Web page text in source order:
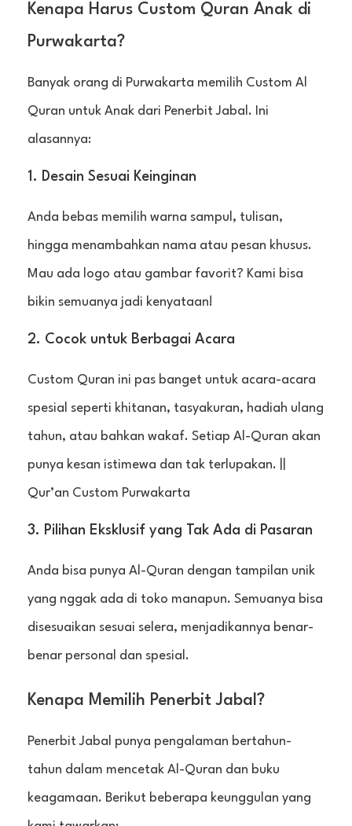
Kenapa Harus Custom Quran Anak di
Purwakarta?
Banyak orang di Purwakarta memilih Custom Al
Quran untuk Anak dari Penerbit Jabal. Ini
alasannya:
1. Desain Sesuai Keinginan
Anda bebas memilih warna sampul, tulisan,
hingga menambahkan nama atau pesan khusus.
Mau ada logo atau gambar favorit? Kami bisa
bikin semuanya jadi kenyataan!
2. Cocok untuk Berbagai Acara
Custom Quran ini pas banget untuk acara-acara
spesial seperti khitanan, tasyakuran, hadiah ulang
tahun, atau bahkan wakaf. Setiap Al-Quran akan
punya kesan istimewa dan tak terlupakan. ||
Qur’an Custom Purwakarta
3. Pilihan Eksklusif yang Tak Ada di Pasaran
Anda bisa punya Al-Quran dengan tampilan unik
yang nggak ada di toko manapun. Semuanya bisa
disesuaikan sesuai selera, menjadikannya benar-
benar personal dan spesial.
Kenapa Memilih Penerbit Jabal?
Penerbit Jabal punya pengalaman bertahun-
tahun dalam mencetak Al-Quran dan buku
keagamaan. Berikut beberapa keunggulan yang